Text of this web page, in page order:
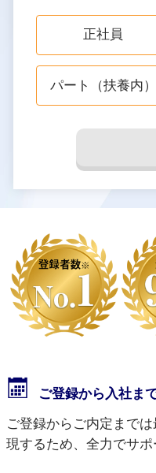
正社員
パート（扶養内）
ご登録から入社ま
ご登録からご内定まで
現するため、全力でサポ